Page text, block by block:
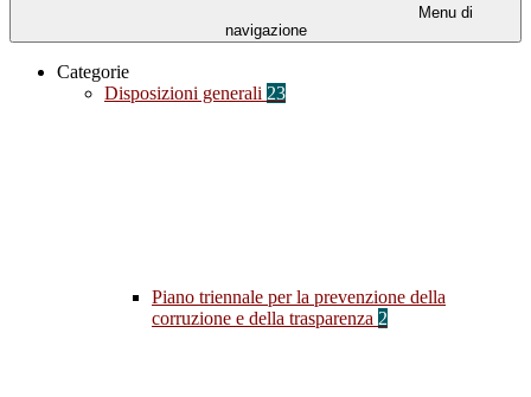
Menu di
navigazione
Categorie
Disposizioni generali 23
Piano triennale per la prevenzione della
corruzione e della trasparenza 2